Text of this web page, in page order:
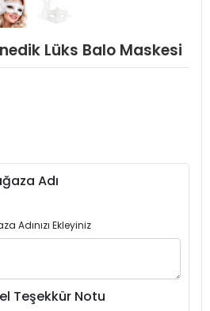
Lüks Balo Maskesi
Adı
Adınızı Ekleyiniz
Teşekkür Notu